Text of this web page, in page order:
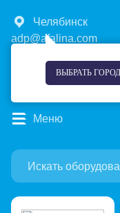
Челябинск
ВЫБРАТЬ ГОРОД
adp@afalina.com
УВАЖАЕМЫЕ
КУРСОМ ВАЛЮТ,
УТОЧНЯТЬ
Меню